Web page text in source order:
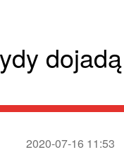
2020-07-16 11:53